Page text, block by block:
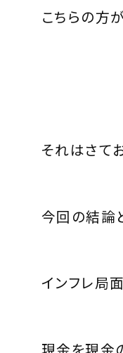
こちらの方
それはさてお
今回の結論
インフレ局
現金を現金